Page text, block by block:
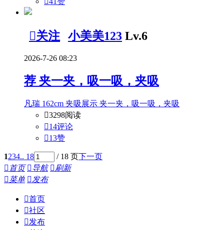
关注 小美美123 Lv.6
2026-7-26 08:23
荐 夹一夹，吸一吸，夹吸
凡瑞 162cm 夹吸展示 夹一夹，吸一吸，夹吸
3298阅读
14评论
13赞
1234.. 18 / 18 页下一页
 首页 导航 刷新
菜单 发布
首页
社区
发布